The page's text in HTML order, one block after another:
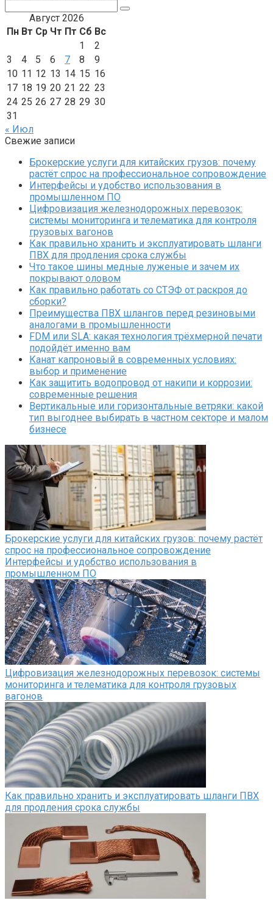
Август 2026
Пн Вт Ср Чт Пт Сб Вс
1
2
3
4 5 6 7 8
9
10 11 12 13 14 15 16
17 18 19 20 21 22 23
24 25 26 27 28 29 30
31
« Июл
Свежие записи
Брокерские услуги для китайских грузов: почему
растёт спрос на профессиональное сопровождение
Интерфейсы и удобство использования в
промышленном ПО
Цифровизация железнодорожных перевозок:
системы мониторинга и телематика для контроля
грузовых вагонов
Как правильно хранить и эксплуатировать шланги
ПВХ для продления срока службы
Что такое шины медные луженые и зачем их
покрывают оловом
Как правильно работать со СТЭФ от раскроя до
сборки?
Преимущества ПВХ шлангов перед резиновыми
аналогами в промышленности
FDM или SLA: какая технология трёхмерной печати
подойдёт именно вам
Канат капроновый в современных условиях:
выбор и применение
Как защитить водопровод от накипи и коррозии:
современные решения
Вертикальные или горизонтальные ветряки: какой
тип выгоднее выбирать в частном секторе и малом
бизнесе
Брокерские услуги для китайских грузов: почему растёт
спрос на профессиональное сопровождение
Интерфейсы и удобство использования в
промышленном ПО
Цифровизация железнодорожных перевозок: системы
мониторинга и телематика для контроля грузовых
вагонов
Как правильно хранить и эксплуатировать шланги ПВХ
для продления срока службы